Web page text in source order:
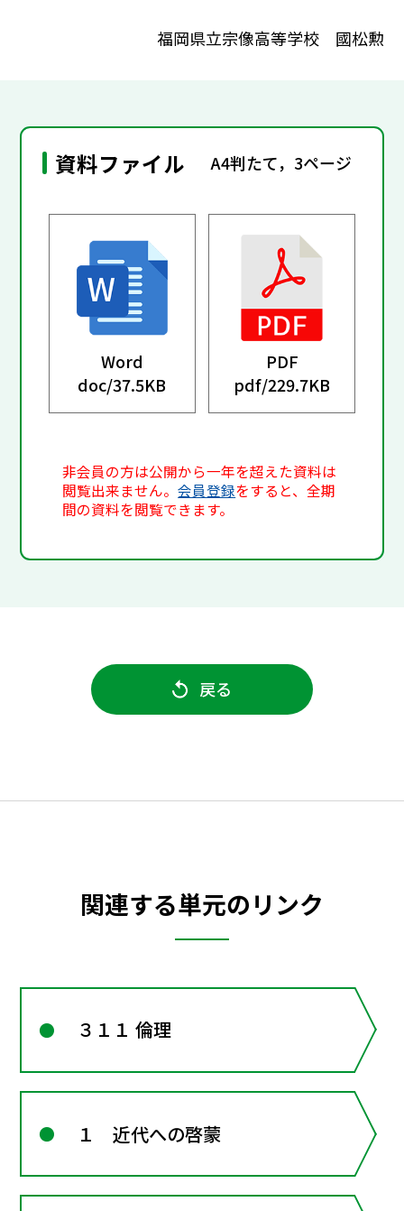
福岡県立宗像高等学校 國松勲
資料ファイル A4判たて，3ページ
Word
doc/37.5KB
PDF
pdf/229.7KB
非会員の方は公開から一年を超えた資料は
閲覧出来ません。会員登録をすると、全期
間の資料を閲覧できます。
戻る
関連する単元のリンク
３１１ 倫理
１ 近代への啓蒙